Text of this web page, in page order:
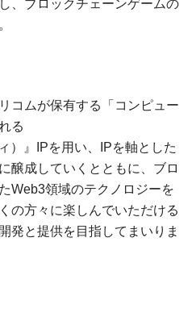
、ブロックチェーンゲームの
コムが保有する「コンピュー
る
）』IPを用い、IPを軸とした
醸成していくとともに、ブロ
Web3領域のテクノロジーを
の方々に楽しんでいただける
発と提供を目指してまいりま